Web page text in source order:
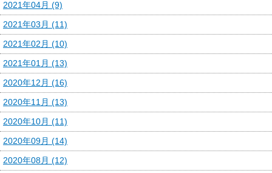
2021年04月 (9)
2021年03月 (11)
2021年02月 (10)
2021年01月 (13)
2020年12月 (16)
2020年11月 (13)
2020年10月 (11)
2020年09月 (14)
2020年08月 (12)